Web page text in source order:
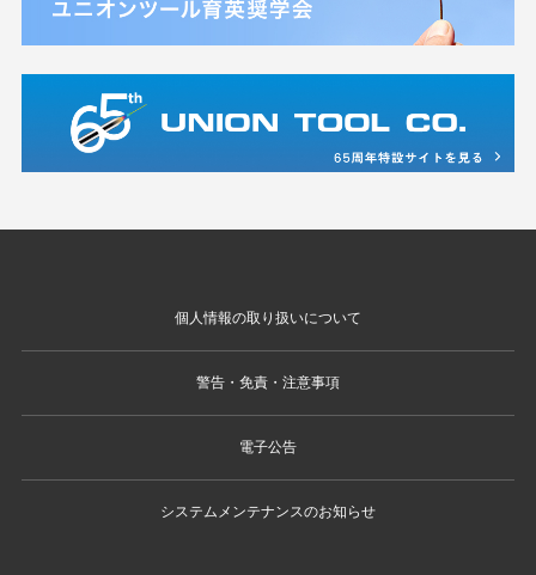
個人情報の取り扱いについて
警告・免責・注意事項
電子公告
システムメンテナンスのお知らせ